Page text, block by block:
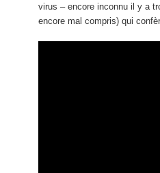
virus – encore inconnu il y a
encore mal compris) qui